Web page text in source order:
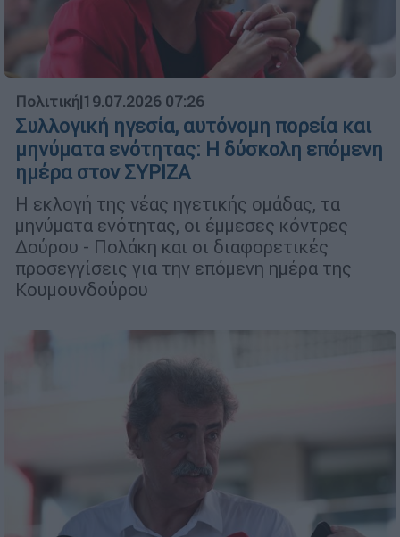
Πολιτική|19.07.2026 07:26
Συλλογική ηγεσία, αυτόνομη πορεία και
μηνύματα ενότητας: Η δύσκολη επόμενη
ημέρα στον ΣΥΡΙΖΑ
Η εκλογή της νέας ηγετικής ομάδας, τα
μηνύματα ενότητας, οι έμμεσες κόντρες
Δούρου - Πολάκη και οι διαφορετικές
προσεγγίσεις για την επόμενη ημέρα της
Κουμουνδούρου